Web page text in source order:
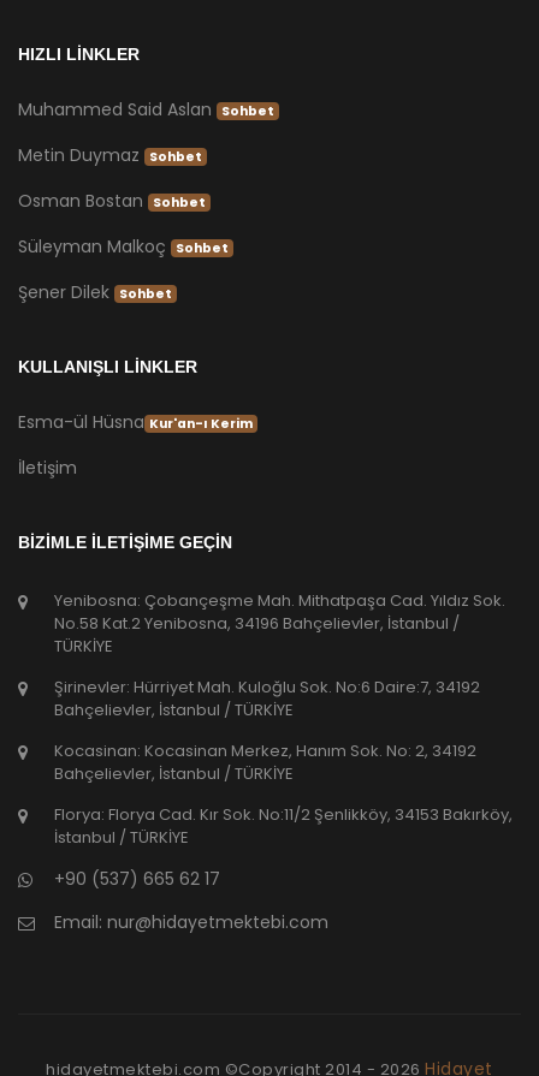
HIZLI LİNKLER
Muhammed Said Aslan Sohbet
Metin Duymaz Sohbet
Osman Bostan Sohbet
Süleyman Malkoç Sohbet
Şener Dilek Sohbet
KULLANIŞLI LİNKLER
Esma-ül Hüsna Kur'an-ı Kerim
İletişim
BİZİMLE İLETİŞİME GEÇİN
Yenibosna: Çobançeşme Mah. Mithatpaşa Cad. Yıldız Sok.
No.58 Kat.2 Yenibosna, 34196 Bahçelievler, İstanbul /
TÜRKİYE
Şirinevler: Hürriyet Mah. Kuloğlu Sok. No:6 Daire:7, 34192
Bahçelievler, İstanbul / TÜRKİYE
Kocasinan: Kocasinan Merkez, Hanım Sok. No: 2, 34192
Bahçelievler, İstanbul / TÜRKİYE
Florya: Florya Cad. Kır Sok. No:11/2 Şenlikköy, 34153 Bakırköy,
İstanbul / TÜRKİYE
+90 (537) 665 62 17
Email: nur@hidayetmektebi.com
hidayetmektebi.com ©Copyright 2014 - 2026Hidayet